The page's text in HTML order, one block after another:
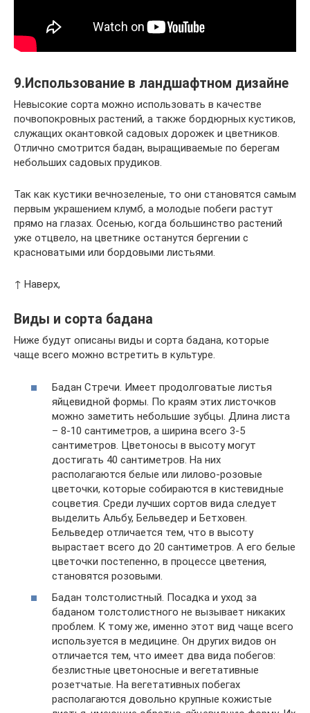
9.Использование в ландшафтном дизайне
Невысокие сорта можно использовать в качестве
почвопокровных растений, а также бордюрных кустиков,
служащих окантовкой садовых дорожек и цветников.
Отлично смотрится бадан, выращиваемые по берегам
небольших садовых прудиков.
Так как кустики вечнозеленые, то они становятся самым
первым украшением клумб, а молодые побеги растут
прямо на глазах. Осенью, когда большинство растений
уже отцвело, на цветнике останутся бергении с
красноватыми или бордовыми листьями.
↑ Наверх,
Виды и сорта бадана
Ниже будут описаны виды и сорта бадана, которые
чаще всего можно встретить в культуре.
Бадан Стречи. Имеет продолговатые листья
яйцевидной формы. По краям этих листочков
можно заметить небольшие зубцы. Длина листа
– 8-10 сантиметров, а ширина всего 3-5
сантиметров. Цветоносы в высоту могут
достигать 40 сантиметров. На них
располагаются белые или лилово-розовые
цветочки, которые собираются в кистевидные
соцветия. Среди лучших сортов вида следует
выделить Альбу, Бельведер и Бетховен.
Бельведер отличается тем, что в высоту
вырастает всего до 20 сантиметров. А его белые
цветочки постепенно, в процессе цветения,
становятся розовыми.
Бадан толстолистный. Посадка и уход за
баданом толстолистного не вызывает никаких
проблем. К тому же, именно этот вид чаще всего
используется в медицине. Он других видов он
отличается тем, что имеет два вида побегов:
безлистные цветоносные и вегетативные
розетчатые. На вегетативных побегах
располагаются довольно крупные кожистые